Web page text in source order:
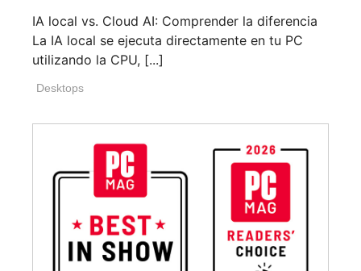
IA local vs. Cloud AI: Comprender la diferencia
La IA local se ejecuta directamente en tu PC
utilizando la CPU, [...]
Desktops